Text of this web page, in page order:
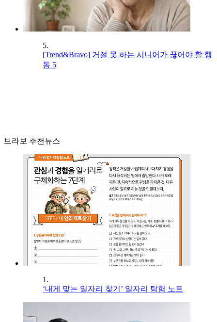
5.
[Trend&Bravo] 거절 못 하는 시니어가 끊어야 할 행
동 5
브라보 추천뉴스
1.
‘내게 맞는 일자리 찾기’ 일자리 탐험 노트